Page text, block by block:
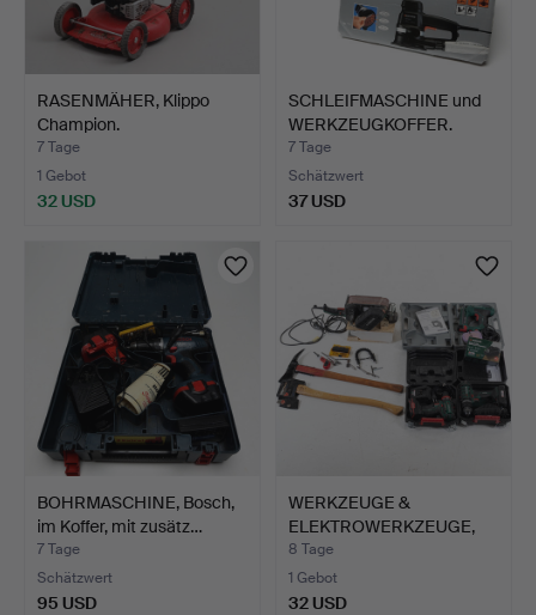
RASENMÄHER, Klippo
Champion.
7 Tage
1 Gebot
32 USD
SCHLEIFMASCHINE und
WERKZEUGKOFFER.
7 Tage
Schätzwert
37 USD
BOHRMASCHINE, Bosch,
im Koffer, mit zusätz…
7 Tage
Schätzwert
95 USD
WERKZEUGE &
ELEKTROWERKZEUGE,
ein Posten u…
8 Tage
1 Gebot
32 USD